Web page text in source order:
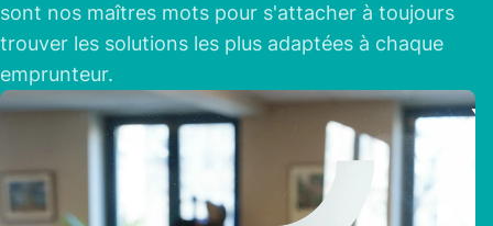
sont nos maîtres mots pour s'attacher à toujours
trouver les solutions les plus adaptées à chaque
emprunteur.